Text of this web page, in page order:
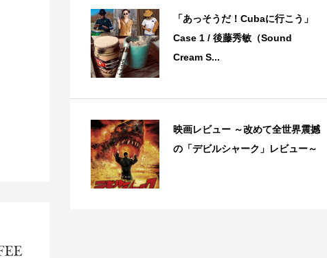
「あっそうだ！Cubaに行こう」
Case 1 / 後藤秀敏（Sound
Cream S...
映画レビュー ～改めて全世界震撼
の「デビルシャーク」レビュー～